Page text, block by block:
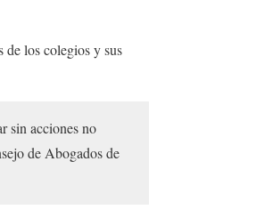
de los colegios y sus
sin acciones no
de Abogados de